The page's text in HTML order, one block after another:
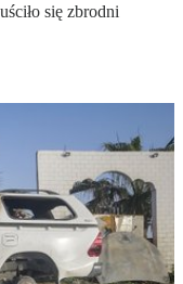
się zbrodni